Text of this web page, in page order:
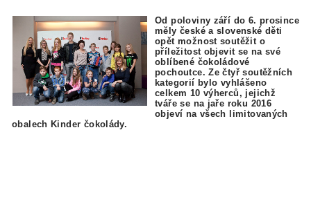
Od poloviny září do 6. prosince
měly české a slovenské děti
opět možnost soutěžit o
příležitost objevit se na své
oblíbené čokoládové
pochoutce. Ze čtyř soutěžních
kategorií bylo vyhlášeno
celkem 10 výherců, jejichž
tváře se na jaře roku 2016
objeví na všech limitovaných
obalech Kinder čokolády.